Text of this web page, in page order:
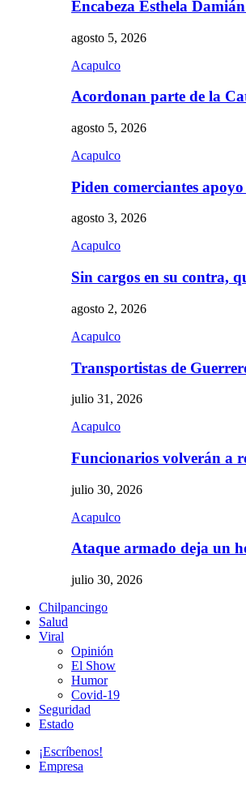
Encabeza Esthela
agosto 5, 2026
Acapulco
Acordonan parte de la
agosto 5, 2026
Acapulco
Piden comerciantes
agosto 3, 2026
Acapulco
Sin cargos en su contra,
agosto 2, 2026
Acapulco
Transportistas de
julio 31, 2026
Acapulco
Funcionarios volverán a
julio 30, 2026
Acapulco
Ataque armado deja un
julio 30, 2026
Chilpancingo
Salud
Viral
Opinión
El Show
Humor
Covid-19
Seguridad
Estado
¡Escríbenos!
Empresa